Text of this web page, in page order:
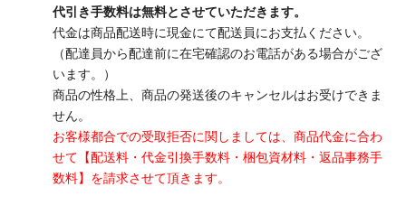
代引き手数料は無料とさせていただきます。
代金は商品配送時に現金にて配送員にお支払ください。
（配達員から配達前に在宅確認のお電話がある場合がござ
います。）
商品の性格上、商品の発送後のキャンセルはお受けできま
せん。
お客様都合での受取拒否に関しましては、商品代金に合わ
せて【配送料・代金引換手数料・梱包資材料・返品事務手
数料】を請求させて頂きます。